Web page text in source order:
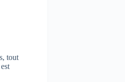
tout